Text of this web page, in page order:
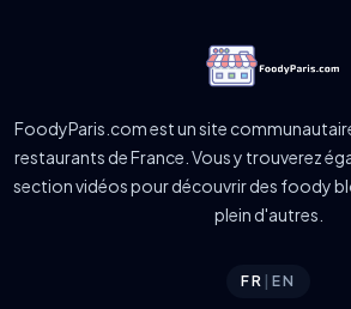
FoodyParis.com est un site
restaurants de France. Vous y trouverez
section vidéos pour découvrir des foody
plein d'autres.
FR |EN